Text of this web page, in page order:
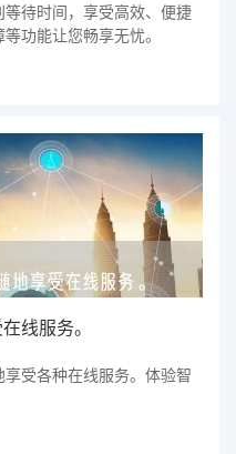
待时间，享受高效、便捷
功能让您畅享无忧。
线服务。
受各种在线服务。体验智